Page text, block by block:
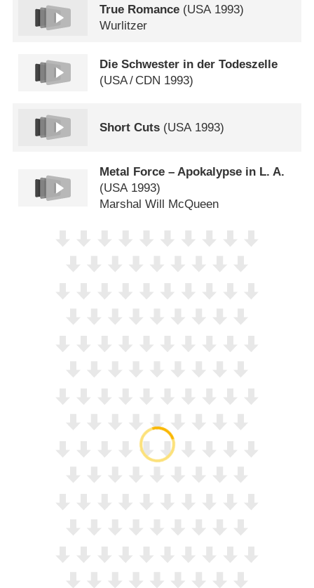
True Romance (USA1993)
Wurlitzer
Die Schwester in der Todeszelle
(USA/ CDN 1993)
Short Cuts (USA1993)
Metal Force – Apokalypse in L. A.
(USA1993)
Marshal Will McQueen